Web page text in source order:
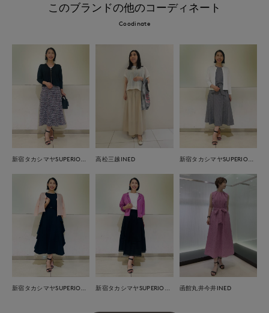
このブランドの他のコーディネート
Coodinate
高松三越INED
函館丸井今井INED